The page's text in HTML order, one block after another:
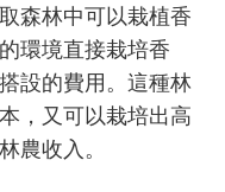
森林中可以栽植香
環境直接栽培香
設的費用。這種林
，又可以栽培出高
農收入。